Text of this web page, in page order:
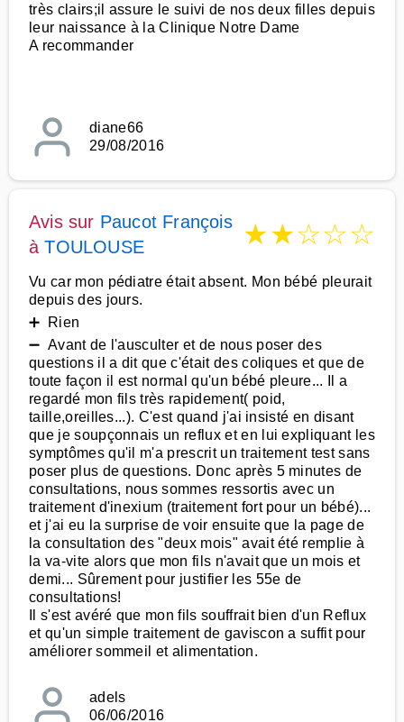
très clairs;il assure le suivi de nos deux filles depuis
leur naissance à la Clinique Notre Dame
A recommander
diane66
29/08/2016
Avis sur Paucot François
àTOULOUSE ★★☆☆☆
Vu car mon pédiatre était absent. Mon bébé pleurait
depuis des jours.
➕ Rien
➖ Avant de l'ausculter et de nous poser des
questions il a dit que c'était des coliques et que de
toute façon il est normal qu'un bébé pleure... Il a
regardé mon fils très rapidement( poid,
taille,oreilles...). C'est quand j'ai insisté en disant
que je soupçonnais un reflux et en lui expliquant les
symptômes qu'il m'a prescrit un traitement test sans
poser plus de questions. Donc après 5 minutes de
consultations, nous sommes ressortis avec un
traitement d'inexium (traitement fort pour un bébé)...
et j'ai eu la surprise de voir ensuite que la page de
la consultation des "deux mois" avait été remplie à
la va-vite alors que mon fils n'avait que un mois et
demi... Sûrement pour justifier les 55e de
consultations!
Il s'est avéré que mon fils souffrait bien d'un Reflux
et qu'un simple traitement de gaviscon a suffit pour
améliorer sommeil et alimentation.
adels
06/06/2016